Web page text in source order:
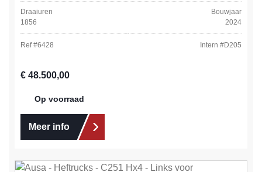
Draaiuren
1856
Bouwjaar
2024
Ref #6428 Intern #D205
Normale prijs:
€ 48.500,00
Op voorraad
Meer info